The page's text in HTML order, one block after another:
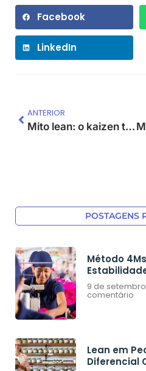
Facebook
LinkedIn
ANTERIOR
Mito lean: o kaizen tem que ter 5 dias
POSTAGENS
Método
9 de setembro
comentário
Lean em
Diferencial